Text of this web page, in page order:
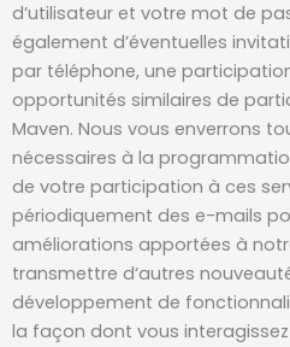
d’utilisateur et votre mot de
également d’éventuelles
par téléphone, une
opportunités similaires de
Maven. Nous vous enverrons
nécessaires à la
de votre participation à ces
périodiquement des e-mails
améliorations apportées à
transmettre d‘autres
développement de
la façon dont vous